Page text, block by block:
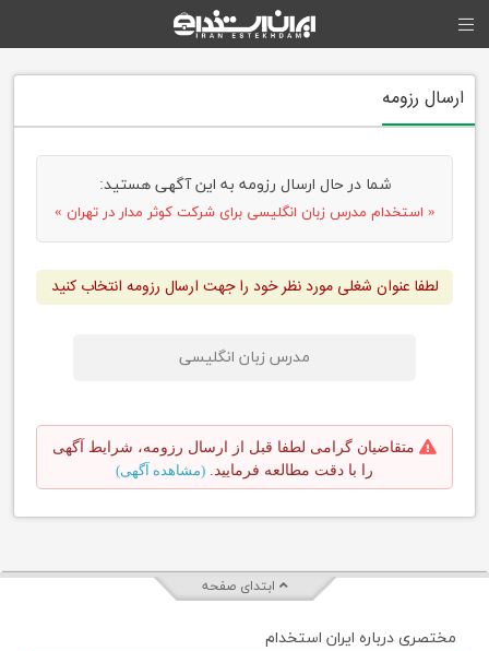
ارسال رزومه
شما در حال ارسال رزومه به این آگهی هستید:
« استخدام مدرس زبان انگلیسی برای شرکت کوثر مدار در تهران »
لطفا عنوان شغلی مورد نظر خود را جهت ارسال رزومه انتخاب کنید
مدرس زبان انگلیسی
متقاضیان گرامی لطفا قبل از ارسال رزومه، شرایط آگهی
را با دقت مطالعه فرمایید. (مشاهده آگهی)
ابتدای صفحه
مختصری درباره ایران استخدام